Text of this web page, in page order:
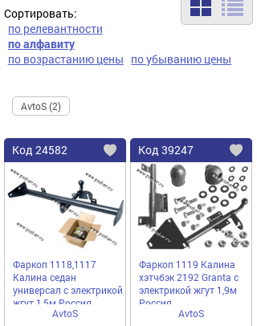
Сортировать:
по релевантности
по алфавиту
по возрастанию цены по убыванию цены
AvtoS (2)
Код 24582
Добавить
избранное
Фаркоп 1118,1117
Калина седан
универсал с электрикой
жгут 1,5м Россия
AvtoS
Код 39247
в
Фаркоп 1119 Калина
хэтчбэк 2192 Granta с
электрикой жгут 1,9м
Россия
AvtoS